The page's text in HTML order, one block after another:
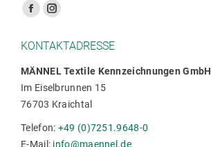
Finden Sie uns auf:
Facebook
wird
in
einem
neuen
Fenster
geöffnet
Instagram
wird
in
einem
neuen
Fenster
geöffnet
KONTAKTADRESSE
MÄNNEL Textile Kennzeichnungen GmbH
Im Eiselbrunnen 15
76703 Kraichtal
Telefon: +49 (0)7251.9648-0
E-Mail: info@maennel.de